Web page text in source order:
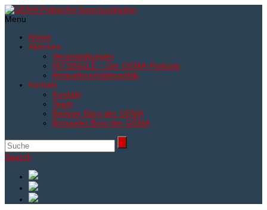
Menu
Home
Aktionen
Veranstaltungen
HITSINGLE – Der GEMA-Podcast
#marathonmitderpolitik
Kontakt
Kontakt
Team
Berliner Büro der GEMA
Brüsseler Büro der GEMA
Search